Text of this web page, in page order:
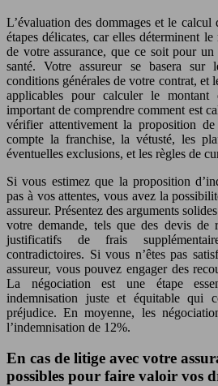
L’évaluation des dommages et le calcul
étapes délicates, car elles déterminent
de votre assurance, que ce soit pour
santé. Votre assureur se basera sur
conditions générales de votre contrat, et
applicables pour calculer le montant
important de comprendre comment est
vérifier attentivement la proposition de
compte la franchise, la vétusté, les
éventuelles exclusions, et les règles de
Si vous estimez que la proposition
pas à vos attentes, vous avez la
assureur. Présentez des arguments
votre demande, tels que des devis de
justificatifs de frais
contradictoires. Si vous n’êtes pas
assureur, vous pouvez engager des
La négociation est une étape
indemnisation juste et équitable qui
préjudice. En moyenne, les
l’indemnisation de 12%.
En cas de litige avec votre
possibles pour faire valoir vos